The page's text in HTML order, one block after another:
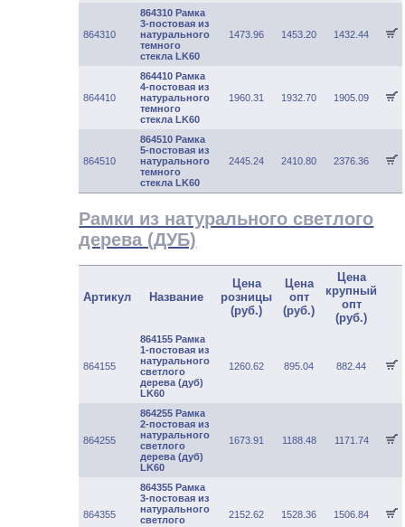
864310
864310 Рамка
3-постовая из
натурального
темного
стекла LK60
1473.96 1453.20 1432.44
864410
864410 Рамка
4-постовая из
натурального
темного
стекла LK60
1960.31 1932.70 1905.09
864510
864510 Рамка
5-постовая из
натурального
темного
стекла LK60
2445.24 2410.80 2376.36
Рамки из натурального светлого
дерева (ДУБ)
Артикул Название
Цена
розницы
(руб.)
Цена
опт
(руб.)
Цена
крупный
опт
(руб.)
864155
864155 Рамка
1-постовая из
натурального
светлого
дерева (дуб)
LK60
1260.62 895.04 882.44
864255
864255 Рамка
2-постовая из
натурального
светлого
дерева (дуб)
LK60
1673.91 1188.48 1171.74
864355
864355 Рамка
3-постовая из
натурального
светлого
2152.62 1528.36 1506.84